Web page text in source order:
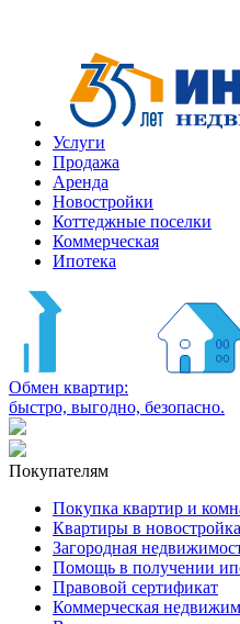
Услуги
Продажа
Аренда
Новостройки
Коттеджные поселки
Коммерческая
Ипотека
Обмен квартир:
быстро, выгодно, безопасно.
Покупателям
Покупка квартир и
Квартиры в
Загородная
Помощь в получении
Правовой сертификат
Коммерческая